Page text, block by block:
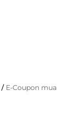
/ E-Coupon mua